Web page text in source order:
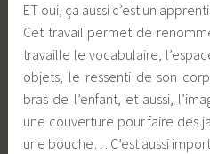
ET oui, ça aussi c’est un
Cet travail permet de
travaille le vocabulaire,
objets, le ressenti de son
bras de l’enfant, et aussi,
une couverture pour faire des
une bouche… C’est aussi